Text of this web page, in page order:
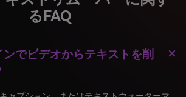
るFAQ
でビデオからテキストを削